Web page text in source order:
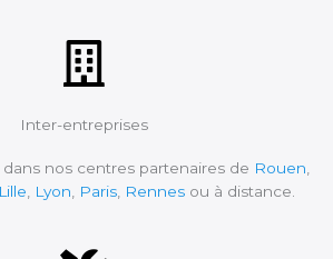
Inter-entreprises
nos centres partenaires de Rouen
Lille Lyon Paris, Rennesou à distance.